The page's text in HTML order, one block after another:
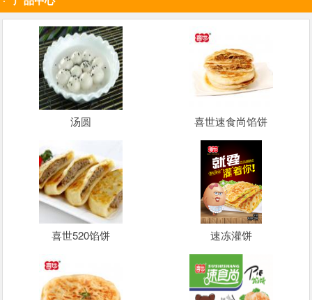
汤圆 喜世速食尚馅饼
喜世520馅饼 速冻灌饼